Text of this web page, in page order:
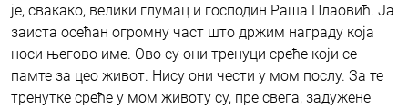
је, свакако, велики глумац и господин Раша Плаовић. Ја
заиста осећан огромну част што држим награду која
носи његово име. Ово су они тренуци среће који се
памте за цео живот. Нису они чести у мом послу. За те
тренутке среће у мом животу су, пре свега, задужене